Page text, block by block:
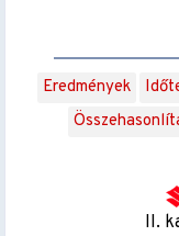
Eredmények
II.